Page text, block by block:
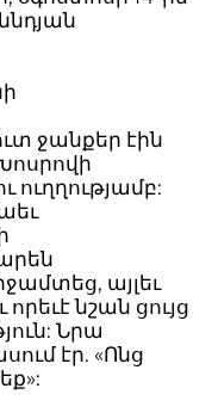
ջանքեր էին
ուղղությամբ:
այլեւ
նշան ցույց
Նրա
էր. «Ոնց